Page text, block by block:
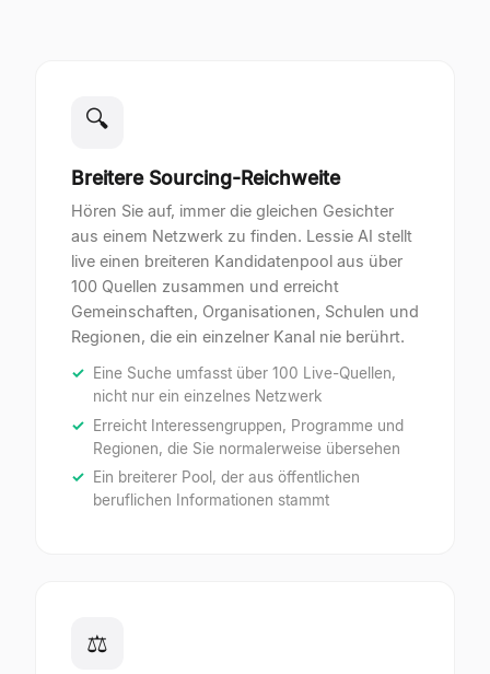
🔍
Breitere Sourcing-Reichweite
Hören Sie auf, immer die gleichen Gesichter
aus einem Netzwerk zu finden. Lessie AI stellt
live einen breiteren Kandidatenpool aus über
100 Quellen zusammen und erreicht
Gemeinschaften, Organisationen, Schulen und
Regionen, die ein einzelner Kanal nie berührt.
Eine Suche umfasst über 100 Live-Quellen,
nicht nur ein einzelnes Netzwerk
Erreicht Interessengruppen, Programme und
Regionen, die Sie normalerweise übersehen
Ein breiterer Pool, der aus öffentlichen
beruflichen Informationen stammt
⚖